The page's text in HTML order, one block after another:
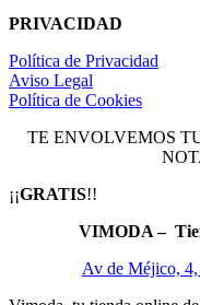
PRIVACIDAD
Política de Privacidad
Aviso Legal
Política de Cookies
TE ENVOLVEMOS
¡¡GRATIS!!
VIMODA –
Av de Méjico,